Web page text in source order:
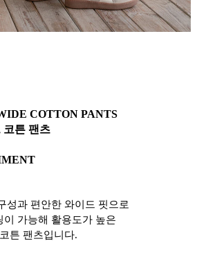
COTTON PANTS
코튼 팬츠
성과 편안한 와이드 핏으로
이 가능해 활용도가 높은
튼 팬츠입니다.